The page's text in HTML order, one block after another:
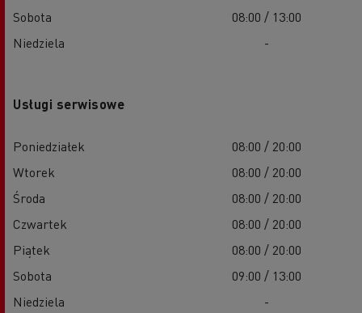
Sobota
08:00 / 13:00
Niedziela
-
Usługi serwisowe
Poniedziałek
08:00 / 20:00
Wtorek
08:00 / 20:00
Środa
08:00 / 20:00
Czwartek
08:00 / 20:00
Piątek
08:00 / 20:00
Sobota
09:00 / 13:00
Niedziela
-